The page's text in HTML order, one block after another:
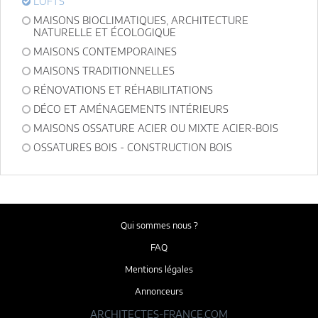
MAISONS BIOCLIMATIQUES, ARCHITECTURE
NATURELLE ET ÉCOLOGIQUE
MAISONS CONTEMPORAINES
MAISONS TRADITIONNELLES
RÉNOVATIONS ET RÉHABILITATIONS
DÉCO ET AMÉNAGEMENTS INTÉRIEURS
MAISONS OSSATURE ACIER OU MIXTE ACIER-BOIS
OSSATURES BOIS - CONSTRUCTION BOIS
Qui sommes nous ?
FAQ
Mentions légales
Annonceurs
ARCHITECTES-FRANCE.COM